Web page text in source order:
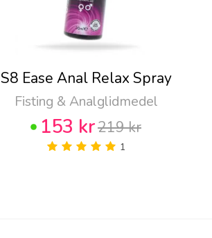
S8 Ease Anal Relax Spray
Fisting & Analglidmedel
153 kr219 kr
1